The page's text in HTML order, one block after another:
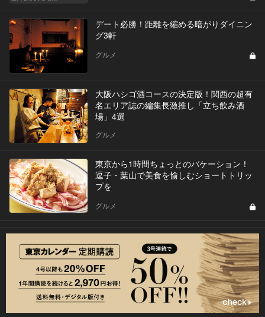
デート必勝！距離を縮める暗がりダイニン
グ3軒
グルメ
大阪ハシゴ酒コースの決定版！関西の超有
名エリア誌の編集長激推し「立ち飲み酒
場」4選
グルメ
東京から1時間ちょっとのバケーション！
逗子・葉山で美食を愉しむショートトリッ
プを
グルメ